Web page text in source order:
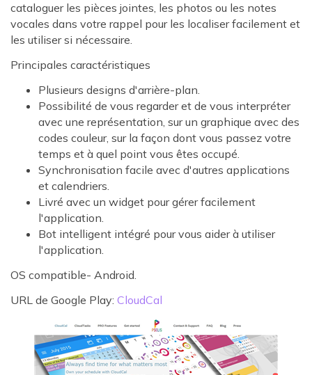
cataloguer les pièces jointes, les photos ou les notes
vocales dans votre rappel pour les localiser facilement et
les utiliser si nécessaire.
Principales caractéristiques
Plusieurs designs d'arrière-plan.
Possibilité de vous regarder et de vous interpréter
avec une représentation, sur un graphique avec des
codes couleur, sur la façon dont vous passez votre
temps et à quel point vous êtes occupé.
Synchronisation facile avec d'autres applications
et calendriers.
Livré avec un widget pour gérer facilement
l'application.
Bot intelligent intégré pour vous aider à utiliser
l'application.
OS compatible- Android.
URL de Google Play: CloudCal